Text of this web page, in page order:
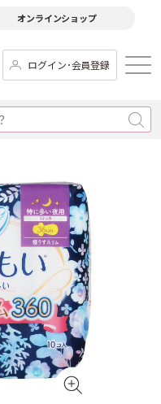
オンラインショップ
ログイン･会員登録